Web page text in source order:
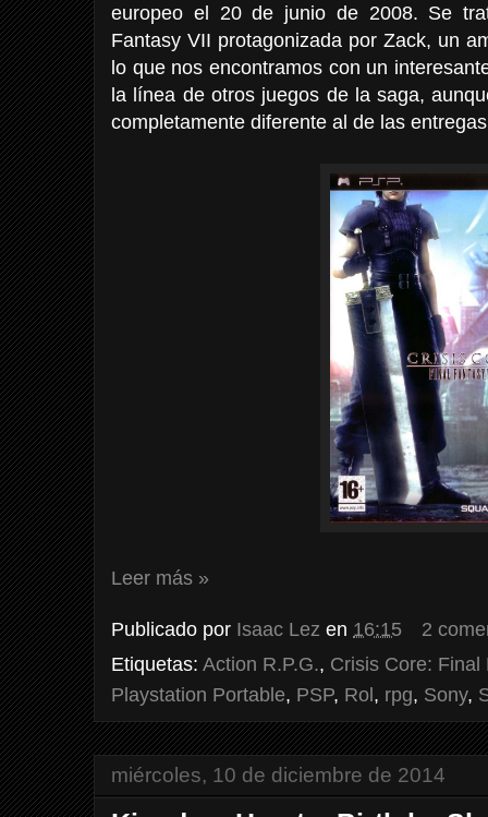
europeo el 20 de junio de 2008. Se
Fantasy VII protagonizada por Zack, un
lo que nos encontramos con un
la línea de otros juegos de la saga,
completamente diferente al de las
Leer más »
Publicado por Isaac Lez en 16:15
2
Etiquetas: Action R.P.G., Crisis Core: Final
Playstation Portable, PSP, Rol, rpg, Sony,
miércoles, 10 de diciembre de 2014